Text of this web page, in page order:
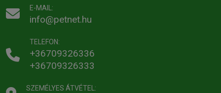
E-MAIL:
info@petnet.hu
TELEFON:
+36709326336
+36709326333
SZEMÉLYES ÁTVÉTEL: